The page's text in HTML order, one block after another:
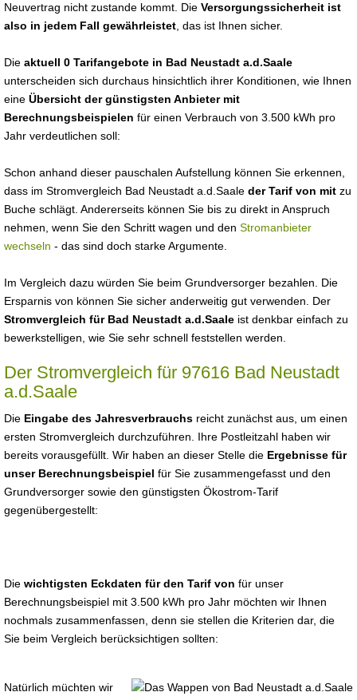
Neuvertrag nicht zustande kommt. Die Versorgungssicherheit ist
also in jedem Fall gewährleistet , das ist Ihnen sicher.
Die aktuell 0 Tarifangebote in Bad Neustadt a.d.Saale
unterscheiden sich durchaus hinsichtlich ihrer Konditionen, wie Ihnen
eine Übersicht der günstigsten Anbieter mit
Berechnungsbeispielen für einen Verbrauch von 3.500 kWh pro
Jahr verdeutlichen soll:
Schon anhand dieser pauschalen Aufstellung können Sie erkennen,
dass im Stromvergleich Bad Neustadt a.d.Saale der Tarif von mit zu
Buche schlägt. Andererseits können Sie bis zu direkt in Anspruch
nehmen, wenn Sie den Schritt wagen und den Stromanbieter
wechseln - das sind doch starke Argumente.
Im Vergleich dazu würden Sie beim Grundversorger bezahlen. Die
Ersparnis von können Sie sicher anderweitig gut verwenden. Der
Stromvergleich für Bad Neustadt a.d.Saale ist denkbar einfach zu
bewerkstelligen, wie Sie sehr schnell feststellen werden.
Der Stromvergleich für 97616 Bad Neustadt
a.d.Saale
Die Eingabe des Jahresverbrauchs reicht zunächst aus, um einen
ersten Stromvergleich durchzuführen. Ihre Postleitzahl haben wir
bereits vorausgefüllt. Wir haben an dieser Stelle die Ergebnisse für
unser Berechnungsbeispiel für Sie zusammengefasst und den
Grundversorger sowie den günstigsten Ökostrom-Tarif
gegenübergestellt:
Die wichtigsten Eckdaten für den Tarif von für unser
Berechnungsbeispiel mit 3.500 kWh pro Jahr möchten wir Ihnen
nochmals zusammenfassen, denn sie stellen die Kriterien dar, die
Sie beim Vergleich berücksichtigen sollten:
Natürlich müchten wir